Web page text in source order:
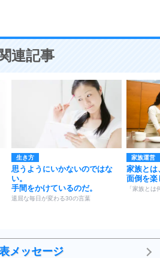
大切。
連記事
生き方
思うようにいかないのではな
い。
手間をかけているのだ。
退屈な毎日が変わる30の言葉
家族運営
家族とは
面倒を楽
「家族と
メッセージ